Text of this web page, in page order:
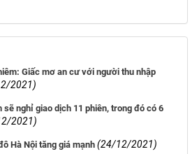
Giấc mơ an cư với người thu nhập
2021)
sẽ nghỉ giao dịch 11 phiên, trong đó có 6
2021)
Hà Nội tăng giá mạnh (24/12/2021)